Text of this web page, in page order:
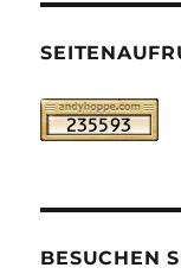
BESUCHEN